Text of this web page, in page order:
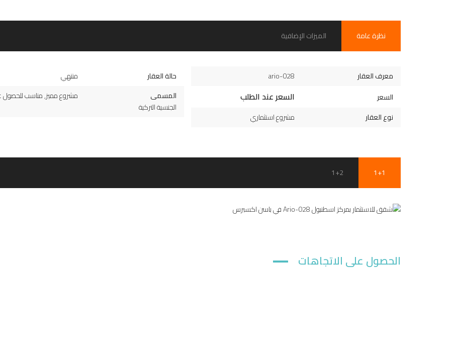
نظرة عامة الميزات الإضافية
معرف العقار
ario-028
السعر
السعر عند الطلب
نوع العقار مشروع استثماري
حالة العقار
منتهي
المسمى
مشروع مميز,مناسب للحصول
الجنسية التركية
1+1
1+2
الحصول على الاتجاهات